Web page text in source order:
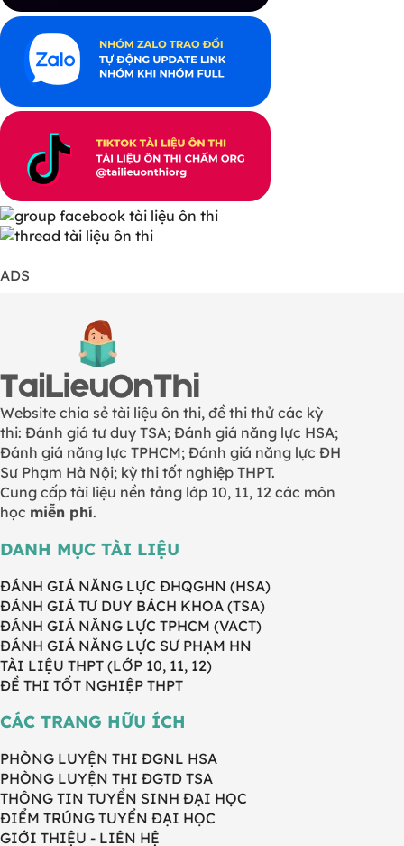
ADS
Website chia sẻ tài liệu ôn thi, đề thi thử các kỳ
thi: Đánh giá tư duy TSA; Đánh giá năng lực HSA;
Đánh giá năng lực TPHCM; Đánh giá năng lực ĐH
Sư Phạm Hà Nội; kỳ thi tốt nghiệp THPT.
Cung cấp tài liệu nền tảng lớp 10, 11, 12 các môn
học miễn phí.
DANH MỤC TÀI LIỆU
ĐÁNH GIÁ NĂNG LỰC ĐHQGHN (HSA)
ĐÁNH GIÁ TƯ DUY BÁCH KHOA (TSA)
ĐÁNH GIÁ NĂNG LỰC TPHCM (VACT)
ĐÁNH GIÁ NĂNG LỰC SƯ PHẠM HN
TÀI LIỆU THPT (LỚP 10, 11, 12)
ĐỀ THI TỐT NGHIỆP THPT
CÁC TRANG HỮU ÍCH
PHÒNG LUYỆN THI ĐGNL HSA
PHÒNG LUYỆN THI ĐGTD TSA
THÔNG TIN TUYỂN SINH ĐẠI HỌC
ĐIỂM TRÚNG TUYỂN ĐẠI HỌC
GIỚI THIỆU - LIÊN HỆ